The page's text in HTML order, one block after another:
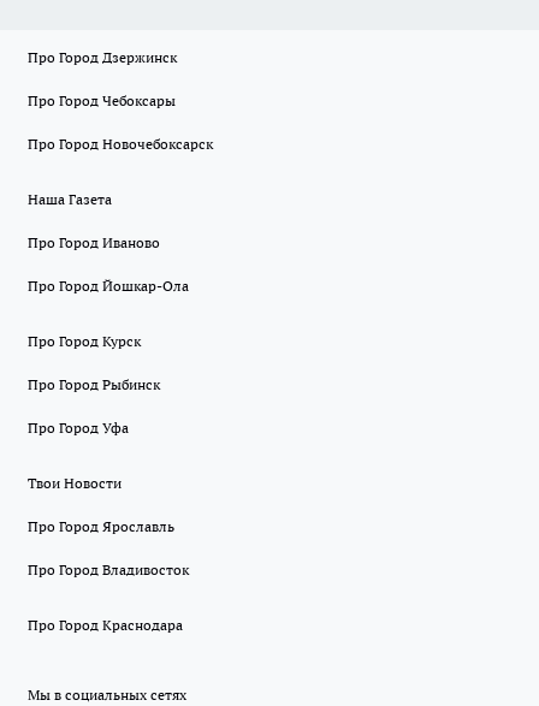
Про Город Дзержинск
Про Город Чебоксары
Про Город Новочебоксарск
Наша Газета
Про Город Иваново
Про Город Йошкар-Ола
Про Город Курск
Про Город Рыбинск
Про Город Уфа
Твои Новости
Про Город Ярославль
Про Город Владивосток
Про Город Краснодара
Мы в социальных сетях